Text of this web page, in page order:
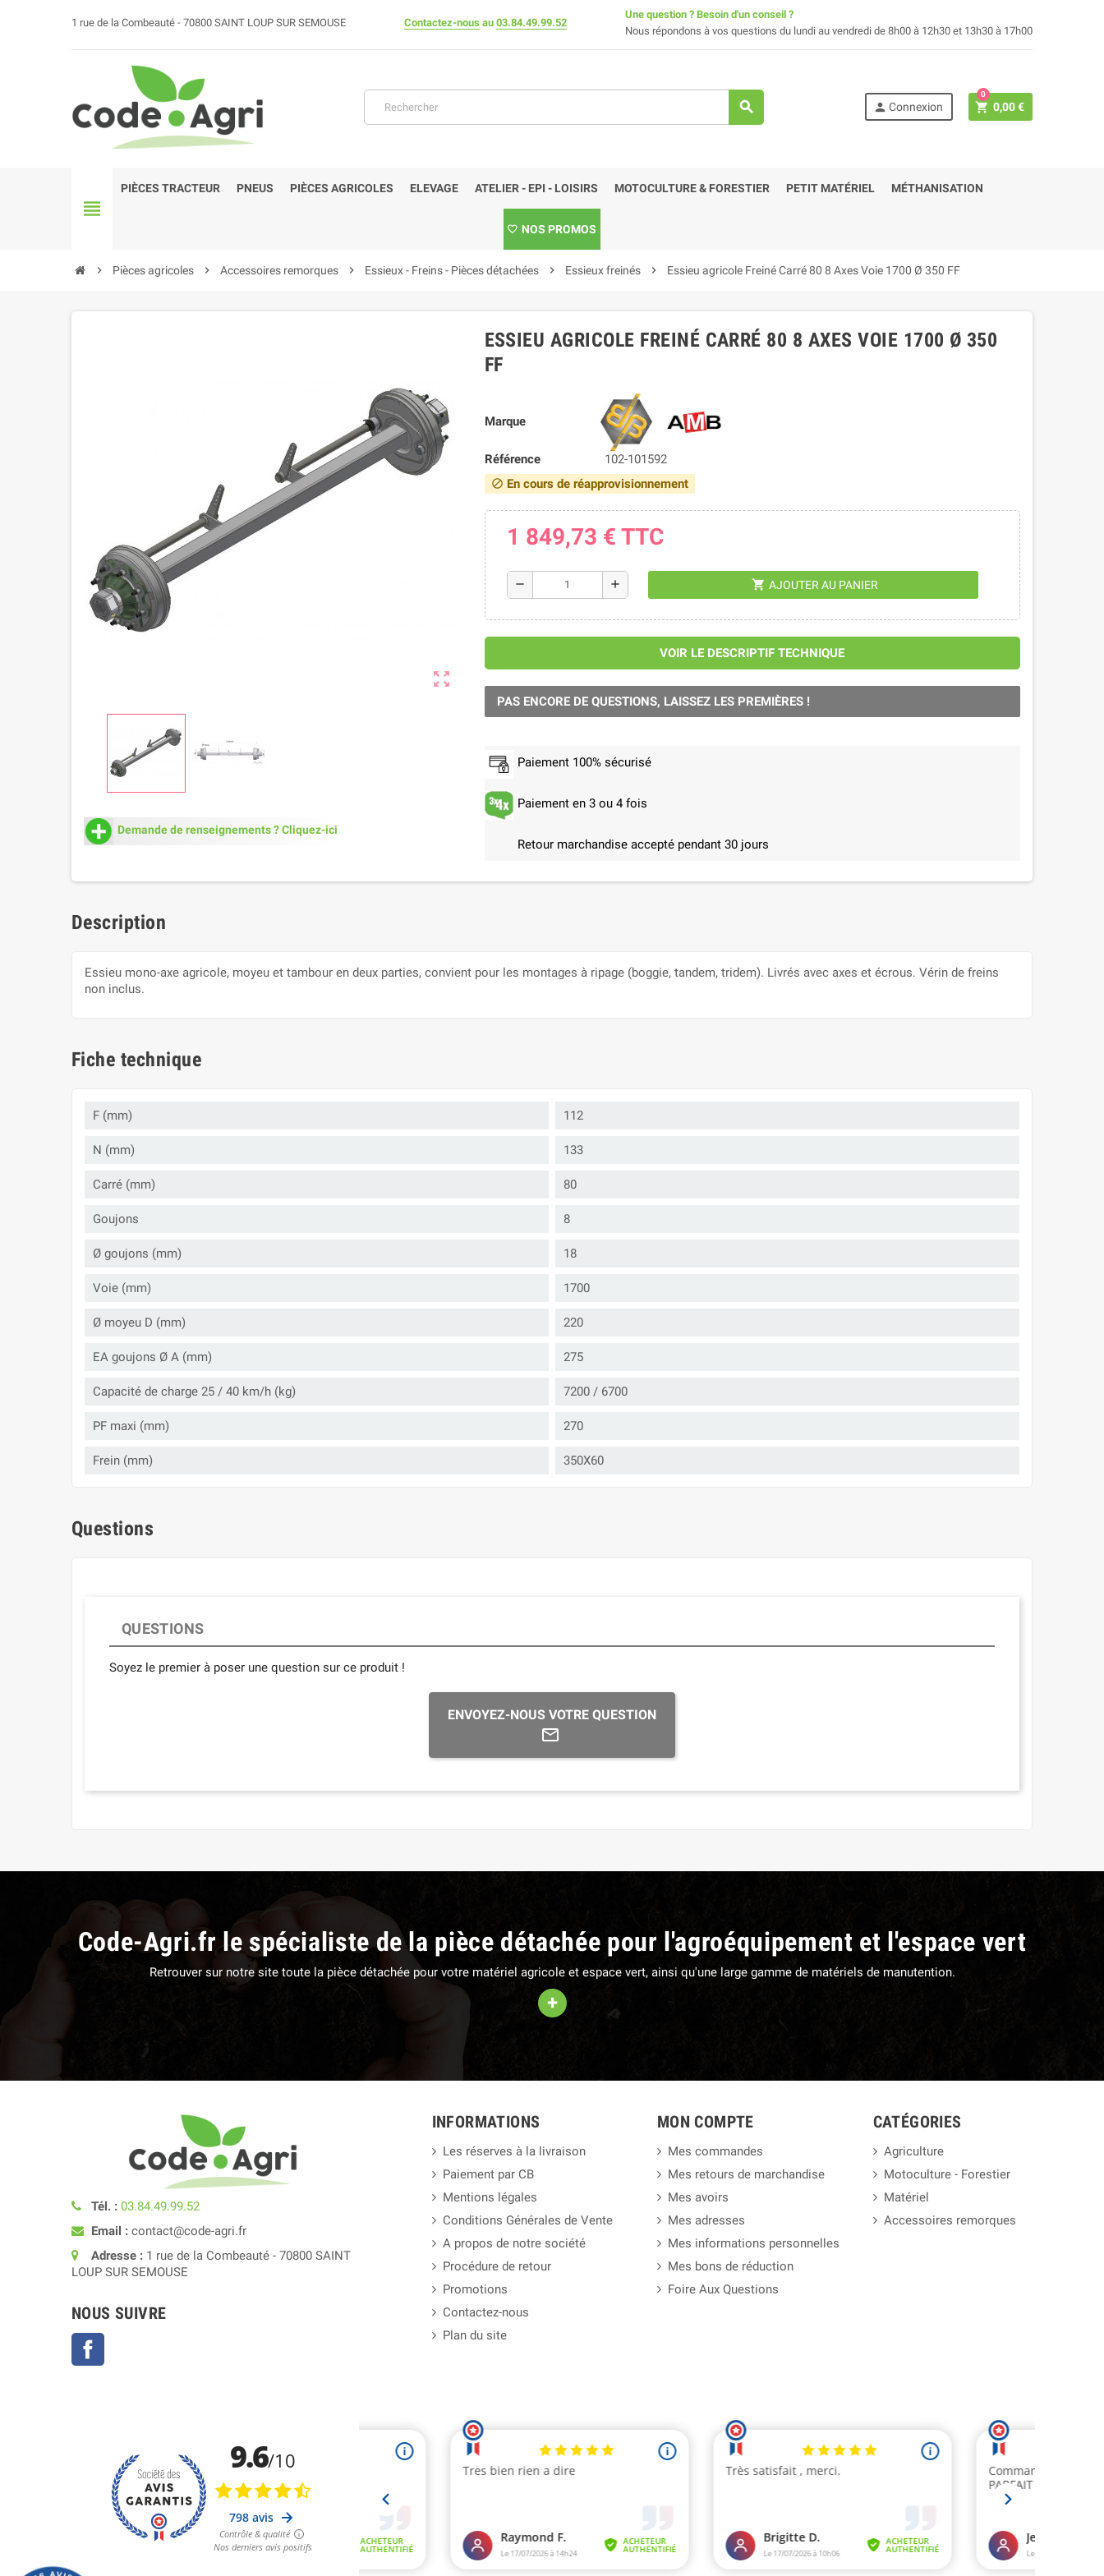
1 rue de la Combeauté - 70800 SAINT LOUP SUR SEMOUSE Contactez-nous au 03.84.49.99.52
Une question ? Besoin d'un conseil ?
Nous répondons à vos questions du lundi au vendredi de 8h00 à 12h30 et 13h30 à 17h00
search person Connexion shopping_cart 0,00 €
0
view_headline
PIÈCES TRACTEUR PNEUS PIÈCES AGRICOLES ELEVAGE ATELIER - EPI - LOISIRS MOTOCULTURE & FORESTIER PETIT MATÉRIEL MÉTHANISATION
NOS PROMOS
chevron_right Pièces agricoles chevron_right Accessoires remorques chevron_right Essieux - Freins - Pièces détachées chevron_right Essieux freinés chevron_right Essieu agricole Freiné Carré 80 8 Axes Voie 1700 Ø 350 FF
zoom_out_map
Demande de renseignements ? Cliquez-ici
ESSIEU AGRICOLE FREINÉ CARRÉ 80 8 AXES VOIE 1700 Ø 350
FF
Marque
Référence 102-101592
block En cours de réapprovisionnement
1 849,73 € TTC
remove add shopping_cart AJOUTER AU PANIER
VOIR LE DESCRIPTIF TECHNIQUE
PAS ENCORE DE QUESTIONS, LAISSEZ LES PREMIÈRES !
Paiement 100% sécurisé
Paiement en 3 ou 4 fois
Retour marchandise accepté pendant 30 jours
Description
Essieu mono-axe agricole, moyeu et tambour en deux parties, convient pour les montages à ripage (boggie, tandem, tridem). Livrés avec axes et écrous. Vérin de freins
non inclus.
Fiche technique
F (mm) 112
N (mm) 133
Carré (mm) 80
Goujons 8
Ø goujons (mm) 18
Voie (mm) 1700
Ø moyeu D (mm) 220
EA goujons Ø A (mm) 275
Capacité de charge 25 / 40 km/h (kg) 7200 / 6700
PF maxi (mm) 270
Frein (mm) 350X60
Questions
QUESTIONS
Soyez le premier à poser une question sur ce produit !
ENVOYEZ-NOUS VOTRE QUESTION
Code-Agri.fr le spécialiste de la pièce détachée pour l'agroéquipement et l'espace vert
Retrouver sur notre site toute la pièce détachée pour votre matériel agricole et espace vert, ainsi qu'une large gamme de matériels de manutention.
+
Tél. : 03.84.49.99.52
Email : contact@code-agri.fr
Adresse : 1 rue de la Combeauté - 70800 SAINT
LOUP SUR SEMOUSE
NOUS SUIVRE
INFORMATIONS
Les réserves à la livraison
Paiement par CB
Mentions légales
Conditions Générales de Vente
A propos de notre société
Procédure de retour
Promotions
Contactez-nous
Plan du site
MON COMPTE
Mes commandes
Mes retours de marchandise
Mes avoirs
Mes adresses
Mes informations personnelles
Mes bons de réduction
Foire Aux Questions
CATÉGORIES
Agriculture
Motoculture - Forestier
Matériel
Accessoires remorques